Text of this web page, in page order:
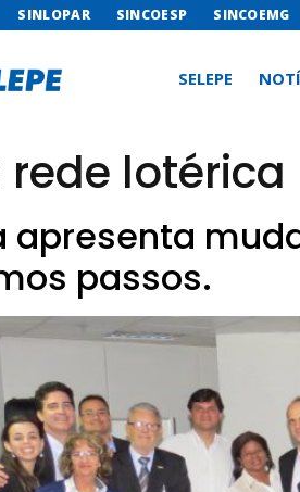
SINLOPAR SINCOESP SINCOEMG
SELEPE
rede lotérica
apresenta
passos.